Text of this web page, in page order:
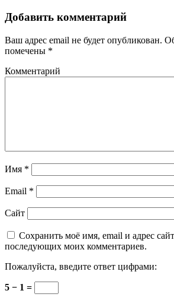
Добавить комментарий
Ваш адрес email не будет опубликован.
помечены *
Комментарий
Имя *
Email *
Сайт
Сохранить моё имя, email и адрес
последующих моих комментариев.
Пожалуйста, введите ответ цифрами:
5 − 1 =